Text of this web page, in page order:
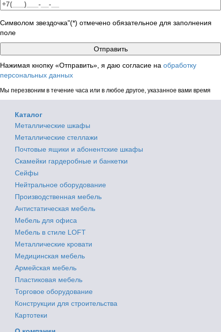
Символом звездочка"(*) отмечено обязательное для заполнения
поле
Нажимая кнопку «Отправить», я даю согласие на обработку
персональных данных
Мы перезвоним в течение часа или в любое другое, указанное вами время
Каталог
Металлические шкафы
Металлические стеллажи
Почтовые ящики и абонентские шкафы
Скамейки гардеробные и банкетки
Сейфы
Нейтральное оборудование
Производственная мебель
Антистатическая мебель
Мебель для офиса
Мебель в стиле LOFT
Металлические кровати
Медицинская мебель
Армейская мебель
Пластиковая мебель
Торговое оборудование
Конструкции для строительства
Картотеки